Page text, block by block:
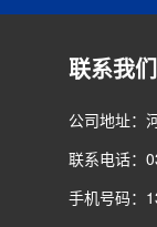
联系我们
公司地址：
联系电话：
手机号码：